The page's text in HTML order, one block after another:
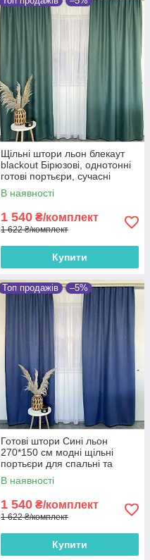
Щільні штори льон блекаут
blackout Бірюзові, однотонні
готові портьєри, сучасні
сонцезахисні штори
В наявності
1 540 ₴/комплект
1 622 ₴/комплект
Купити
Топ продажів –5%
Готові штори Сині льон
270*150 см модні щільні
портьєри для спальні та
вітальні
В наявності
1 540 ₴/комплект
1 622 ₴/комплект
Купити